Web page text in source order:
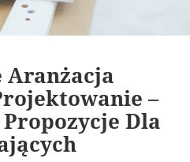
Aranżacja
–
Propozycje Dla